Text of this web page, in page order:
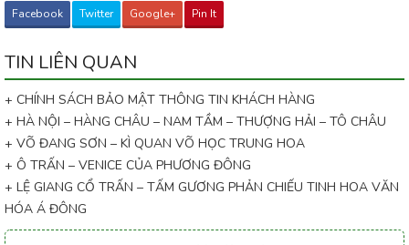
Facebook Twitter Google+ Pin It
TIN LIÊN QUAN
+ CHÍNH SÁCH BẢO MẬT THÔNG TIN KHÁCH HÀNG
+ HÀ NỘI – HÀNG CHÂU – NAM TẦM – THƯỢNG HẢI – TÔ CHÂU
+ VÕ ĐANG SƠN – KÌ QUAN VÕ HỌC TRUNG HOA
+ Ô TRẤN – VENICE CỦA PHƯƠNG ĐÔNG
+ LỆ GIANG CỔ TRẤN – TẤM GƯƠNG PHẢN CHIẾU TINH HOA VĂN
HÓA Á ĐÔNG